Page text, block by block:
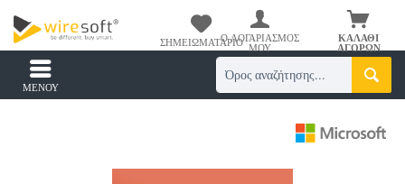
ΚΑΛΆΘΙ
ΑΓΟΡΏΝ
ΣΗΜΕΙΩΜΑΤΆΡΙΟΟ ΛΟΓΑΡΙΑΣΜΌΣ
ΜΟΥ
ΜΕΝΟΎ